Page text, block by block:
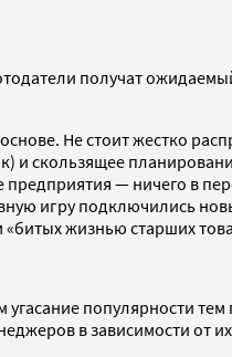
получат
Не стоит жестко
и скользящее
— ничего в
игру подключились
«битых жизнью старших
популярности тем
в зависимости от